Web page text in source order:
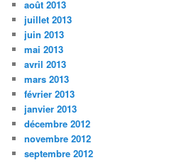
août 2013
juillet 2013
juin 2013
mai 2013
avril 2013
mars 2013
février 2013
janvier 2013
décembre 2012
novembre 2012
septembre 2012